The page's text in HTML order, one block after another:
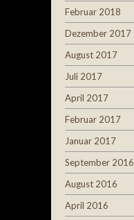
Februar 2018
Dezember 2017
August 2017
Juli 2017
April 2017
Februar 2017
Januar 2017
September 2016
August 2016
April 2016